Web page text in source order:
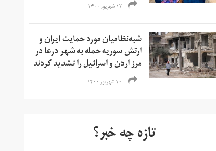
۱۲ شهریور ۱۴۰۰
شبه‌نظامیان مورد حمایت ایران و
ارتش سوریه حمله به شهر درعا‌ در
مرز اردن و اسرائیل را تشدید کردند
۱۰ شهریور ۱۴۰۰
تازه چه خبر؟